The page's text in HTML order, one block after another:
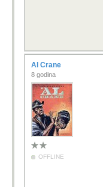
Al Crane
8 godina
OFFLINE